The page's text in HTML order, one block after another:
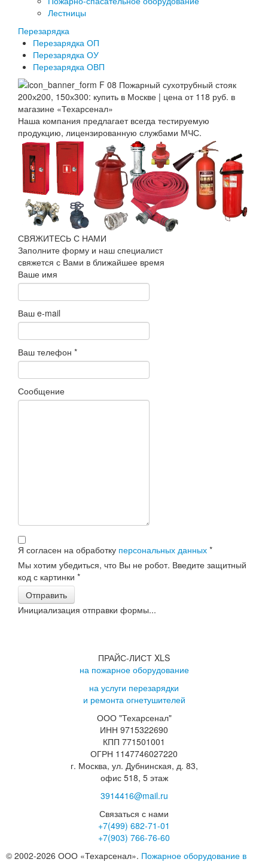
Лестницы
Перезарядка
Перезарядка ОП
Перезарядка ОУ
Перезарядка ОВП
Наша компания предлагает всегда тестируемую
продукцию, лицензированную службами МЧС.
СВЯЖИТЕСЬ С НАМИ
Заполните форму и наш специалист
свяжется с Вами в ближайшее время
Ваше имя
Ваш e-mail
Ваш телефон *
Сообщение
Я согласен на обработку персональных данных *
Мы хотим убедиться, что Вы не робот. Введите защитный
код с картинки *
Отправить
Инициализация отправки формы...
ПРАЙС-ЛИСТ XLS
на пожарное оборудование
на услуги перезарядки
и ремонта огнетушителей
ООО "Техарсенал"
ИНН 9715322690
КПП 771501001
ОГРН 1147746027220
г. Москва, ул. Дубнинская, д. 83,
офис 518, 5 этаж
3914416@mail.ru
Связаться с нами
+7(499) 682-71-01
+7(903) 766-76-60
© 2002-2026 ООО «Техарсенал». Пожарное оборудование в